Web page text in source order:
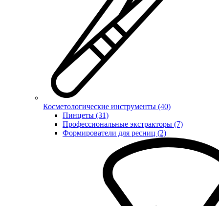
Косметологические инструменты (40)
Пинцеты (31)
Профессиональные экстракторы (7)
Формирователи для ресниц (2)